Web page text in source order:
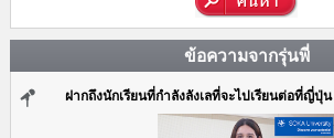
ข้อความจากรุ่นพี่
ฝากถึงนักเรียนที่กำลังลังเลที่จะไปเรียนต่อที่ญี่ปุ่น